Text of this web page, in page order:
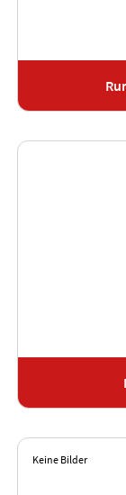
Keine Bilder